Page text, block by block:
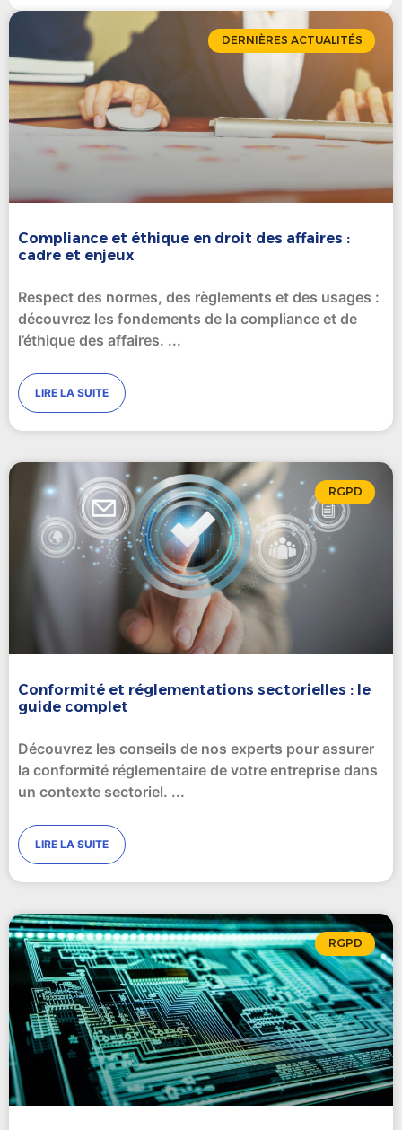
DERNIÈRES ACTUALITÉS
Compliance et éthique en droit des affaires :
cadre et enjeux
Respect des normes, des règlements et des usages :
découvrez les fondements de la compliance et de
l’éthique des affaires.
LIRE LA SUITE
RGPD
Conformité et réglementations sectorielles : le
guide complet
Découvrez les conseils de nos experts pour assurer
la conformité réglementaire de votre entreprise dans
un contexte sectoriel.
LIRE LA SUITE
RGPD